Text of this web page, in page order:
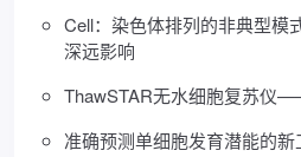
Cell：染色体排列的非典型模
深远影响
ThawSTAR无水细胞复苏仪
准确预测单细胞发育潜能的